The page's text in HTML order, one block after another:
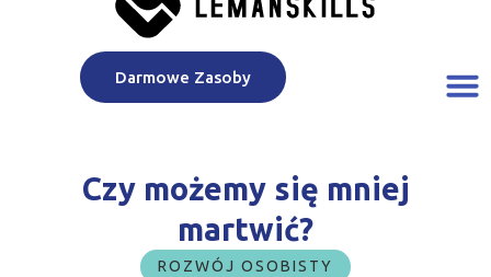
Darmowe Zasoby
Czy możemy się mniej
martwić?
ROZWÓJ OSOBISTY